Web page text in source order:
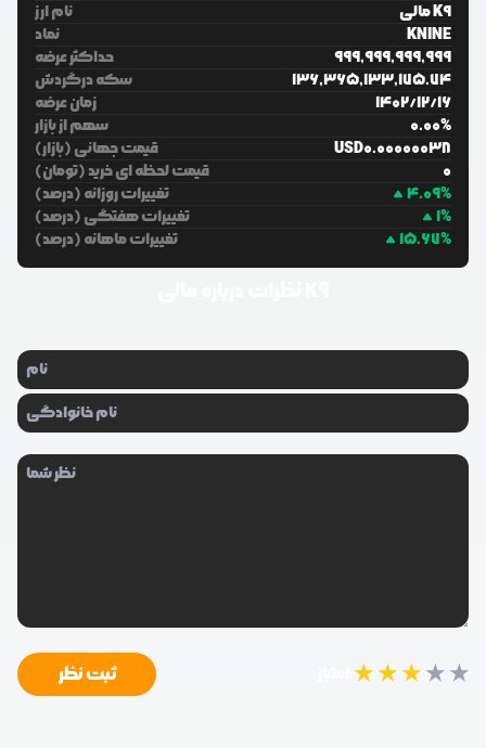
نام ارز
مالی K9
نماد
KNINE
حداکثر عرضه
999,999,999,999
سکه درگردش
136,365,133,175.74
زمان عرضه
1402/12/16
سهم از بازار
0.00%
قیمت جهانی (بازار)
USD0.00000038
قیمت لحظه ای خرید (تومان)
0
تغییرات روزانه (درصد)
4.09%
تغییرات هفتگی (درصد)
1%
تغییرات ماهانه (درصد)
15.67%
★★★★★ ثبت نظر